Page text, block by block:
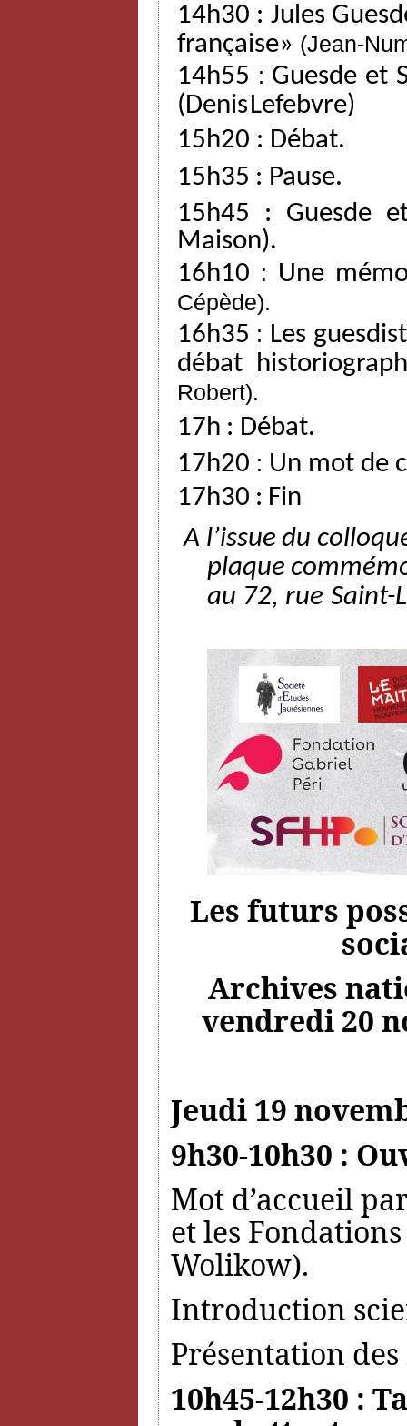
14h30 : Jules
française» (Jean-
14h55 : Guesde et
(DenisLefebvre)
15h20 : Débat.
15h35 : Pause.
15h45
: Guesde
Maison).
16h10 : Une
Cépède).
16h35 : Les
débat
Robert).
17h : Débat.
17h20 : Un mot de
17h30 : Fin
A l’issue du
plaque
au 72, rue Saint-
Les futurs
Archives
vendredi 20
Jeudi 19
9h30-10h30 :
Mot d’accueil
et les
Wolikow).
Introduction
Présentation
10h45-12h30 :